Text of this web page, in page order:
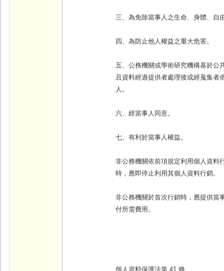
三、為免除當事人之生命、身體、自
四、為防止他人權益之重大危害。
五、公務機關或學術研究機構基於公
且資料經過提供者處理後或經蒐集者
人。
六、經當事人同意。
七、有利於當事人權益。
非公務機關依前項規定利用個人資料
時，應即停止利用其個人資料行銷。
非公務機關於首次行銷時，應提供當
付所需費用。
個人資料保護法第 41 條